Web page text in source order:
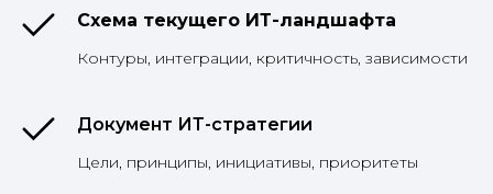
Схема текущего ИТ-ландшафта
Контуры, интеграции, критичность, зависимости
Документ ИТ-стратегии
Цели, принципы, инициативы, приоритеты